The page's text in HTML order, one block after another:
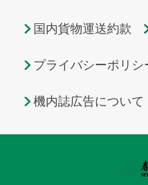
国内貨物運送約款
プライバシーポリシ
機内誌広告について